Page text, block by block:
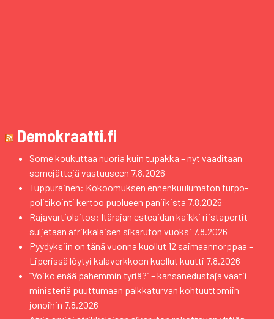
Demokraatti.fi
Some koukuttaa nuoria kuin tupakka – nyt vaaditaan
somejättejä vastuuseen 7.8.2026
Tuppurainen: Kokoomuksen ennenkuulumaton turpo-
politikointi kertoo puolueen paniikista 7.8.2026
Rajavartiolaitos: Itärajan esteaidan kaikki riistaportit
suljetaan afrikkalaisen sikaruton vuoksi 7.8.2026
Pyydyksiin on tänä vuonna kuollut 12 saimaannorppaa –
Liperissä löytyi kalaverkkoon kuollut kuutti 7.8.2026
”Voiko enää pahemmin tyriä?” – kansanedustaja vaatii
ministeriä puuttumaan palkkaturvan kohtuuttomiin
jonoihin 7.8.2026